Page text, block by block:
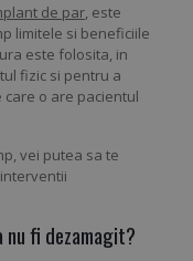
de par, este
limitele si beneficiile
este folosita, in
fizic si pentru a
o are pacientul
vei putea sa te
fi dezamagit?